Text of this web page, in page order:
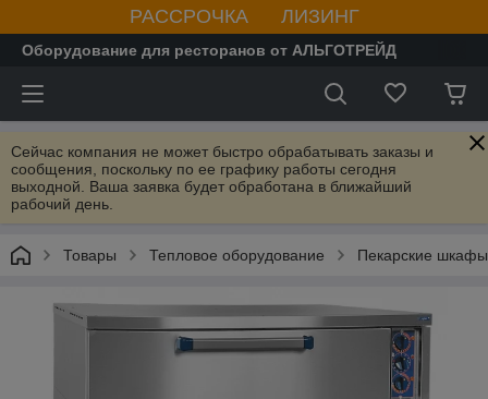
РАССРОЧКА ЛИЗИНГ
Оборудование для ресторанов от АЛЬГОТРЕЙД
Сейчас компания не может быстро обрабатывать заказы и
сообщения, поскольку по ее графику работы сегодня
выходной. Ваша заявка будет обработана в ближайший
рабочий день.
Товары Тепловое оборудование Пекарские